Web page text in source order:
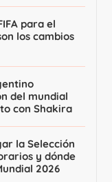
para el
los cambios
del mundial
con Shakira
la Selección
y dónde
2026